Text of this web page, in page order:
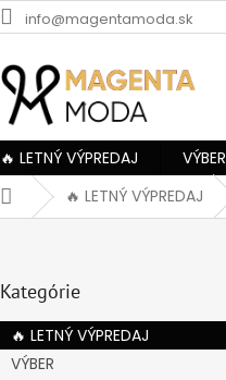
info@magentamoda.sk
🔥 LETNÝ VÝPREDAJ VÝBER
Domov🔥 LETNÝ VÝPREDAJ
kategórie
Kategórie
🔥 LETNÝ VÝPREDAJ
VÝBER